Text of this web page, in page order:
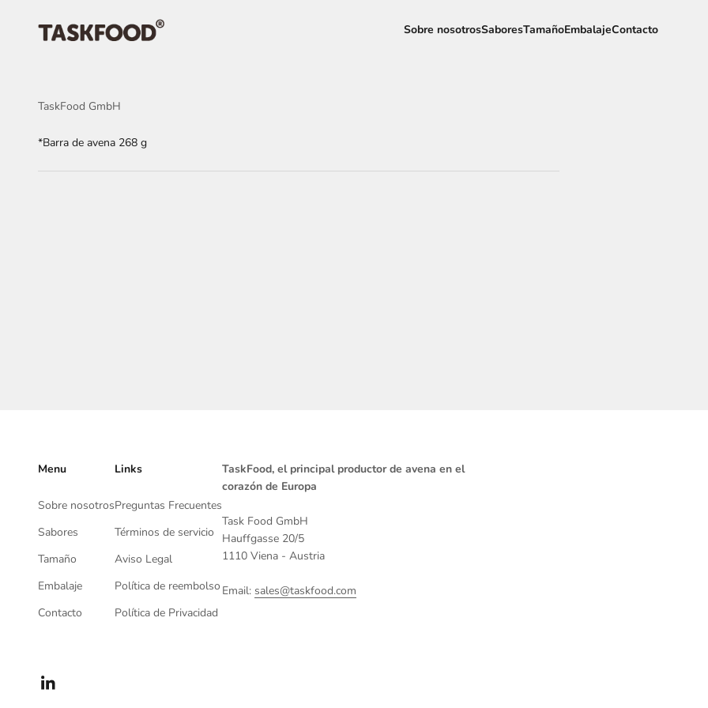
Sobre nosotrosSaboresTamañoEmbalajeContacto
TaskFood GmbH
TaskFood GmbH
*Barra de avena 268 g
Menu
Sobre nosotros
Sabores
Tamaño
Embalaje
Contacto
Links
Preguntas Frecuentes
Términos de servicio
Aviso Legal
Política de reembolso
Política de Privacidad
TaskFood, el principal productor de avena en el
corazón de Europa
Task Food GmbH
Hauffgasse 20/5
1110 Viena - Austria
Email: sales@taskfood.com